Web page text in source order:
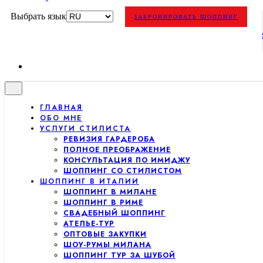
Выбрать язык ЗАБРОНИРОВАТЬ ШОППИНГ
ГЛАВНАЯ
ОБО МНЕ
УСЛУГИ СТИЛИСТА
РЕВИЗИЯ ГАРДЕРОБА
ПОЛНОЕ ПРЕОБРАЖЕНИЕ
КОНСУЛЬТАЦИЯ ПО ИМИДЖУ
ШОППИНГ СО СТИЛИСТОМ
ШОППИНГ В ИТАЛИИ
ШОППИНГ В МИЛАНЕ
ШОППИНГ В РИМЕ
СВАДЕБНЫЙ ШОППИНГ
АТЕЛЬЕ-ТУР
ОПТОВЫЕ ЗАКУПКИ
ШОУ-РУМЫ МИЛАНА
ШОППИНГ ТУР ЗА ШУБОЙ